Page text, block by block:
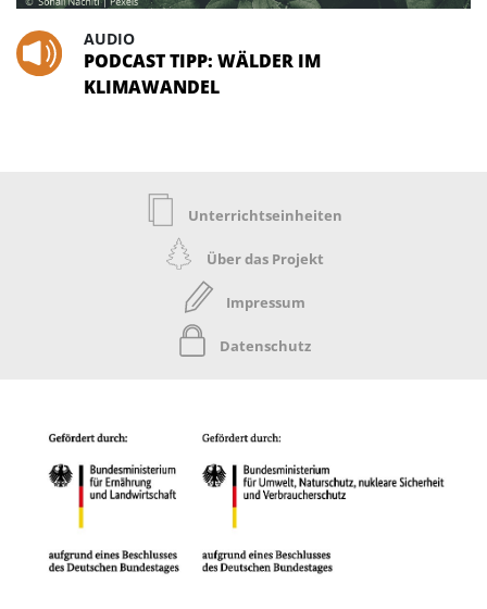
AUDIO
PODCAST TIPP: WÄLDER IM
KLIMAWANDEL
Unterrichtseinheiten
Über das Projekt
Impressum
Datenschutz